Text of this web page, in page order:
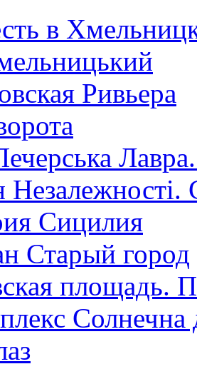
в
Ривьера
Сицилия
Старый город
площадь.
Солнечна